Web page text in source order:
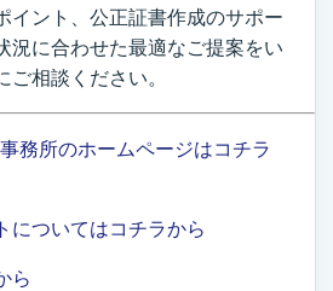
イント、公正証書作成のサポー
況に合わせた最適なご提案をい
ご相談ください。
務所のホームページはコチラ
についてはコチラから
ら